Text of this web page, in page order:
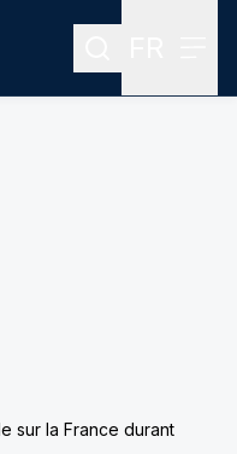
Rechercher
sur la France durant